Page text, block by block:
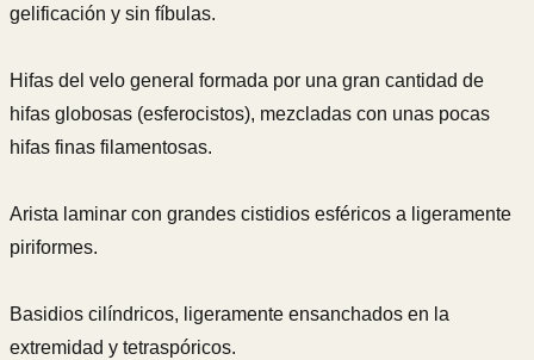
gelificación y sin fíbulas.
Hifas del velo general formada por una gran cantidad de
hifas globosas (esferocistos), mezcladas con unas pocas
hifas finas filamentosas.
Arista laminar con grandes cistidios esféricos a ligeramente
piriformes.
Basidios cilíndricos, ligeramente ensanchados en la
extremidad y tetraspóricos.